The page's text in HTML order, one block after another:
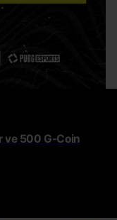
ve 500 G-Coin